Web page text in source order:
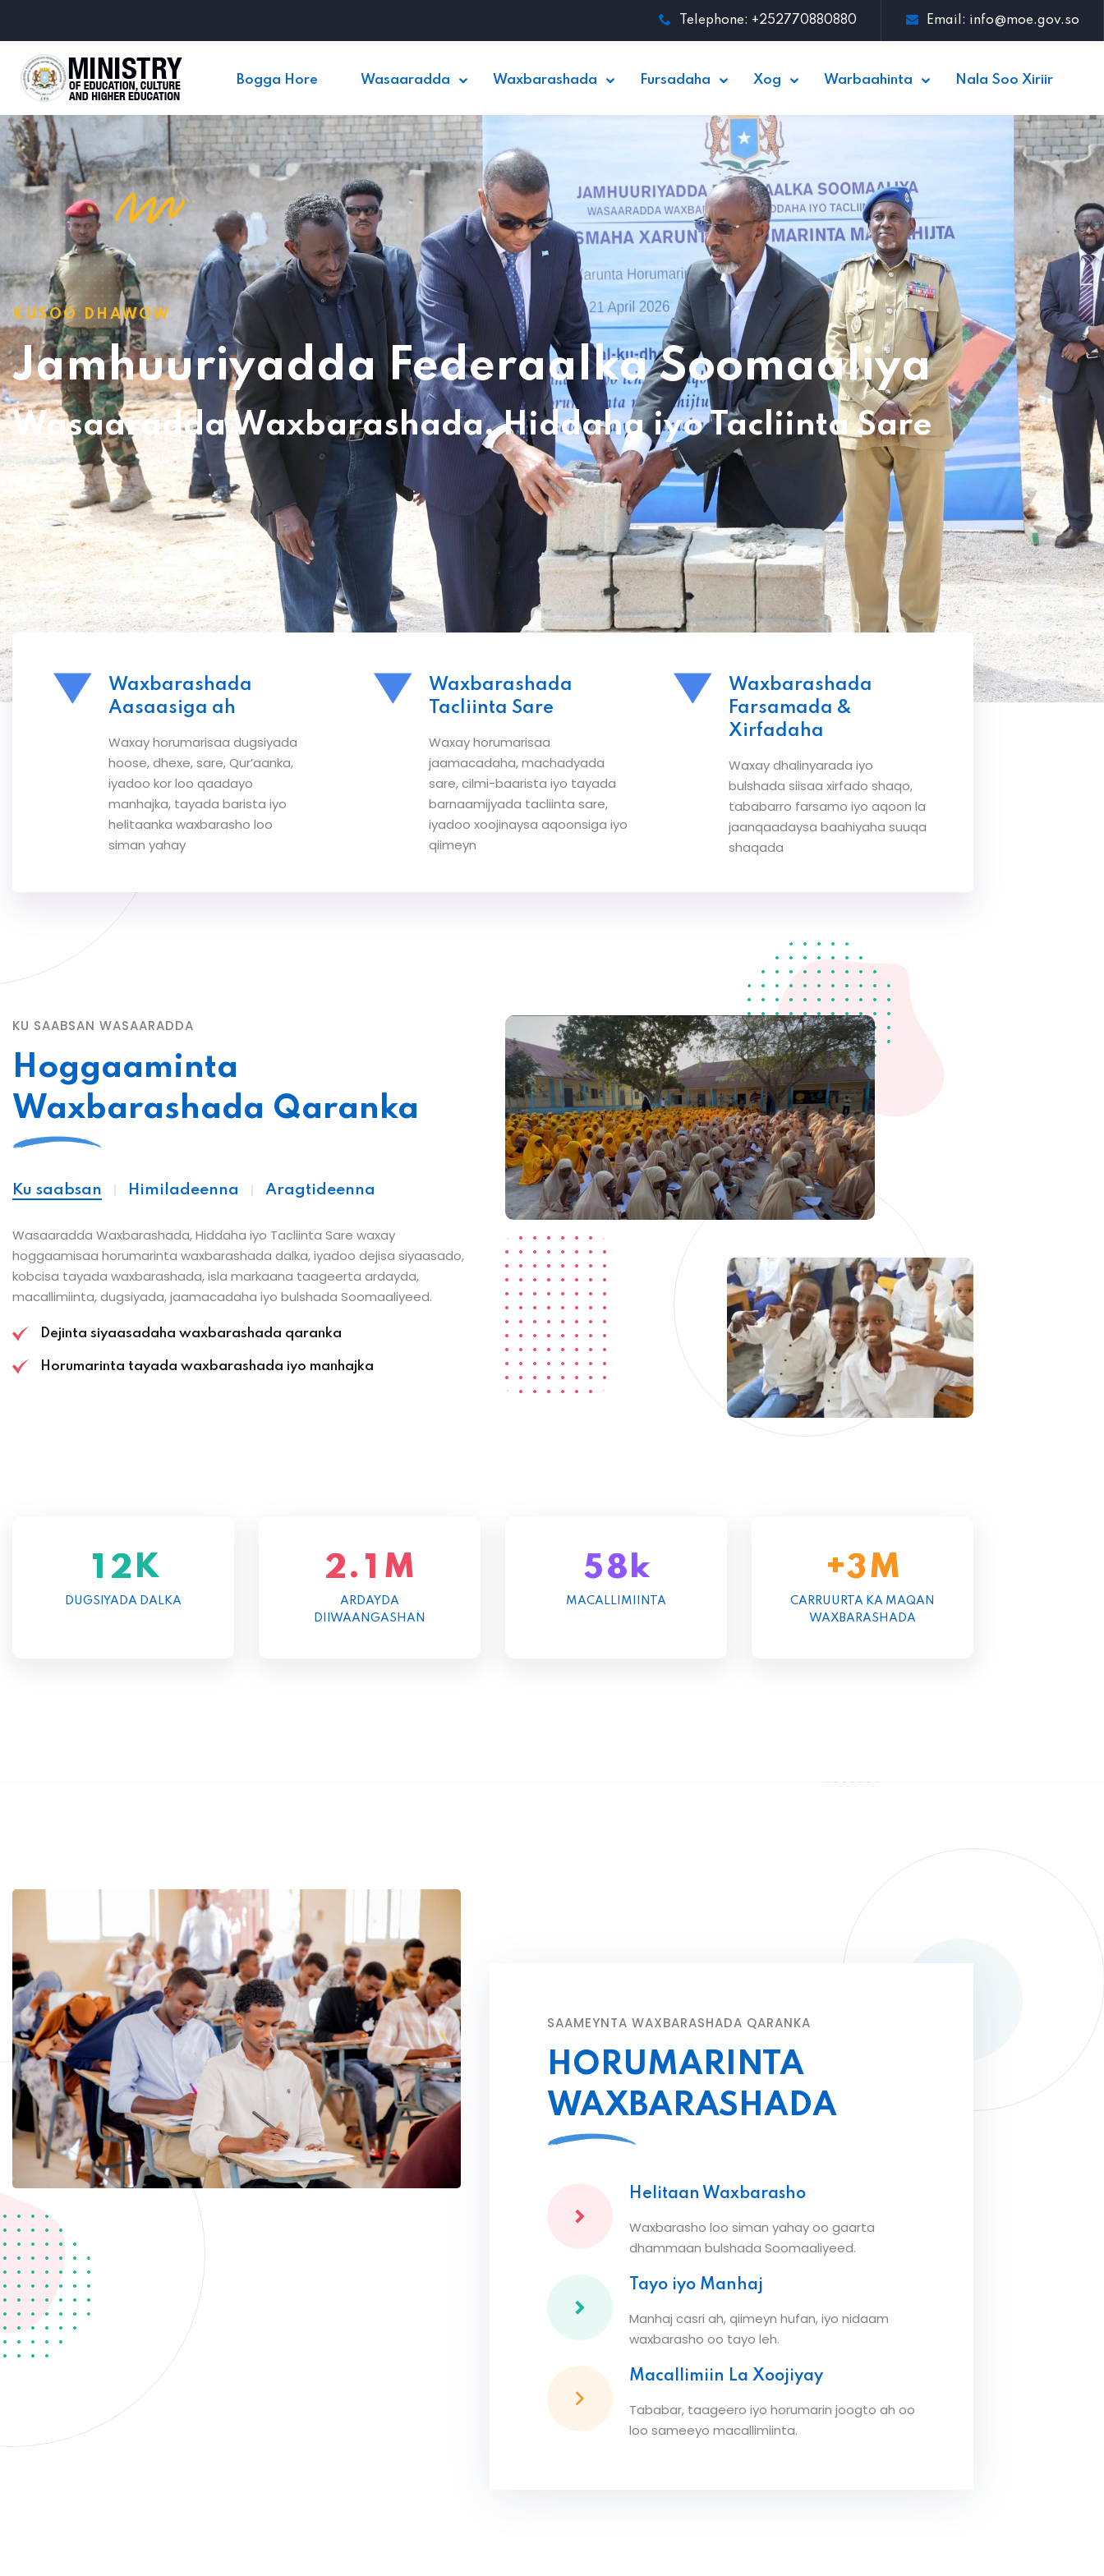
Telephone: +252770880880 Email: info@moe.gov.so
Bogga Hore Wasaaradda Waxbarashada Fursadaha Xog Warbaahinta Nala Soo Xiriir
KUSOO DHAWOW
Jamhuuriyadda Federaalka Soomaaliya
Wasaaradda Waxbarashada, Hiddaha iyo Tacliinta Sare
Waxbarashada
Aasaasiga ah
Waxay horumarisaa dugsiyada
hoose, dhexe, sare, Qur’aanka,
iyadoo kor loo qaadayo
manhajka, tayada barista iyo
helitaanka waxbarasho loo
siman yahay
Waxbarashada
Tacliinta Sare
Waxay horumarisaa
jaamacadaha, machadyada
sare, cilmi-baarista iyo tayada
barnaamijyada tacliinta sare,
iyadoo xoojinaysa aqoonsiga iyo
qiimeyn
Waxbarashada
Farsamada &
Xirfadaha
Waxay dhalinyarada iyo
bulshada siisaa xirfado shaqo,
tababarro farsamo iyo aqoon la
jaanqaadaysa baahiyaha suuqa
shaqada
KU SAABSAN WASAARADDA
Hoggaaminta
Waxbarashada Qaranka
Ku saabsan Himiladeenna Aragtideenna
Wasaaradda Waxbarashada, Hiddaha iyo Tacliinta Sare waxay
hoggaamisaa horumarinta waxbarashada dalka, iyadoo dejisa siyaasado,
kobcisa tayada waxbarashada, isla markaana taageerta ardayda,
macallimiinta, dugsiyada, jaamacadaha iyo bulshada Soomaaliyeed.
Dejinta siyaasadaha waxbarashada qaranka
Horumarinta tayada waxbarashada iyo manhajka
1 2 K
DUGSIYADA DALKA
2. 1 M
ARDAYDA
DIIWAANGASHAN
58k
MACALLIMIINTA
+3M
CARRUURTA KA MAQAN
WAXBARASHADA
SAAMEYNTA WAXBARASHADA QARANKA
HORUMARINTA
WAXBARASHADA
Helitaan Waxbarasho
Waxbarasho loo siman yahay oo gaarta
dhammaan bulshada Soomaaliyeed.
Tayo iyo Manhaj
Manhaj casri ah, qiimeyn hufan, iyo nidaam
waxbarasho oo tayo leh.
Macallimiin La Xoojiyay
Tababar, taageero iyo horumarin joogto ah oo
loo sameeyo macallimiinta.